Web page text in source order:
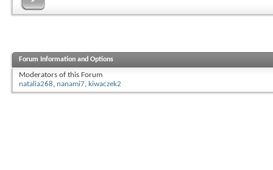
Forum Information and Options
Moderators of this Forum
natalia268, nanami7, kiwaczek2